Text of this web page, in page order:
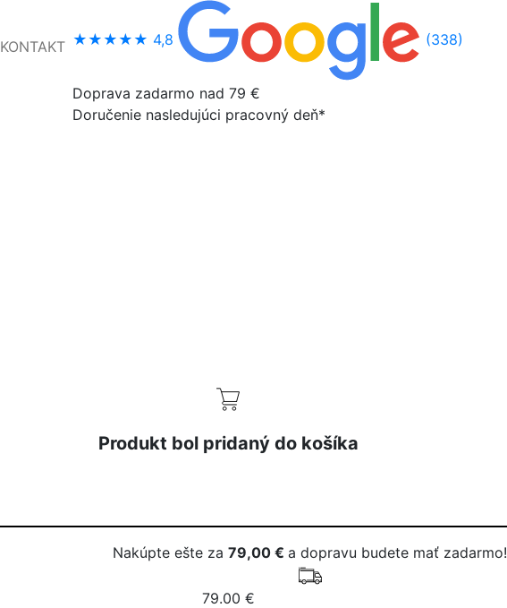
KONTAKT ★★★★★ 4,8 (338)
Doprava zadarmo nad 79 €
Doručenie nasledujúci pracovný deň*
Produkt bol pridaný do košíka
Nakúpte ešte za 79,00 € a dopravu budete mať zadarmo!
79.00 €